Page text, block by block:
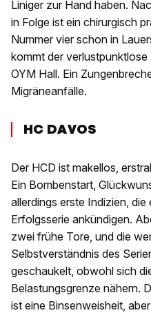
Liniger zur Hand haben.
in Folge ist ein chirurgisch
Nummer vier schon in
kommt der
OYM Hall. Ein
Migräneanfälle.
HC DAVOS
Der HCD ist makellos,
Ein Bombenstart,
allerdings erste Indizien, die
Erfolgsserie ankündigen.
zwei frühe Tore, und die
Selbstverständnis des
geschaukelt, obwohl sich
Belastungsgrenze nähern.
ist eine Binsenweisheit,